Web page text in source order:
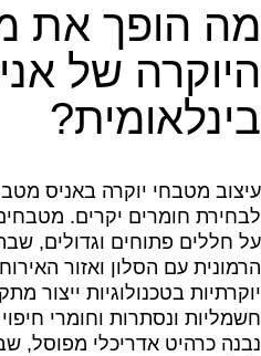
מה הופך את
היוקרה של
בינלאומית?
עיצוב מטבחי יוקרה באניס
לבחירת חומרים יקרים.
על חללים פתוחים וגדולים,
הרמונית עם הסלון ואזור
יוקרתיות בטכנולוגיות ייצור
חשמליות ונסתרות וחומרי
נבנה כרהיט אדריכלי מפוסל,